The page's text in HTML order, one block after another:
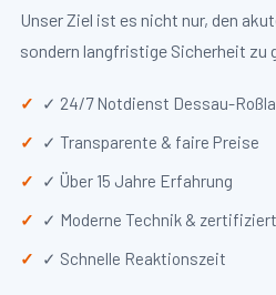
Unser Ziel ist es nicht nur, den
sondern langfristige Sicherheit zu
✓ 24/7 Notdienst Dessau-
✓ Transparente & faire Preise
✓ Über 15 Jahre Erfahrung
✓ Moderne Technik &
✓ Schnelle Reaktionszeit